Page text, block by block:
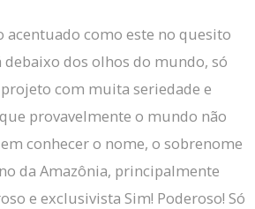
acentuado como este no quesito
debaixo dos olhos do mundo, só
com muita seriedade e
provavelmente o mundo não
conhecer o nome, o sobrenome
da Amazônia, principalmente
e exclusivista Sim! Poderoso! Só